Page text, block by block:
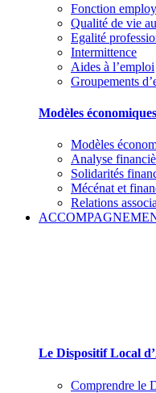
Fonction
Qualité de vie
Egalité
Intermittence
Aides à l’emploi
Groupements
Modèles
Modèles
Analyse
Solidarités
Mécénat et
Relations
Le Dispositif Local
Comprendre le